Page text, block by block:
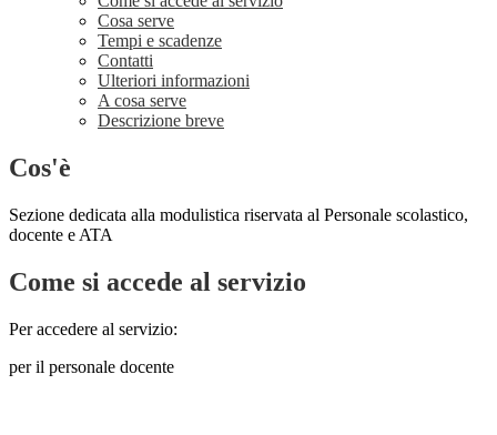
Cosa serve
Tempi e scadenze
Contatti
Ulteriori informazioni
A cosa serve
Descrizione breve
Cos'è
Sezione dedicata alla modulistica riservata al Personale scolastico,
docente e ATA
Come si accede al servizio
Per accedere al servizio:
per il personale docente